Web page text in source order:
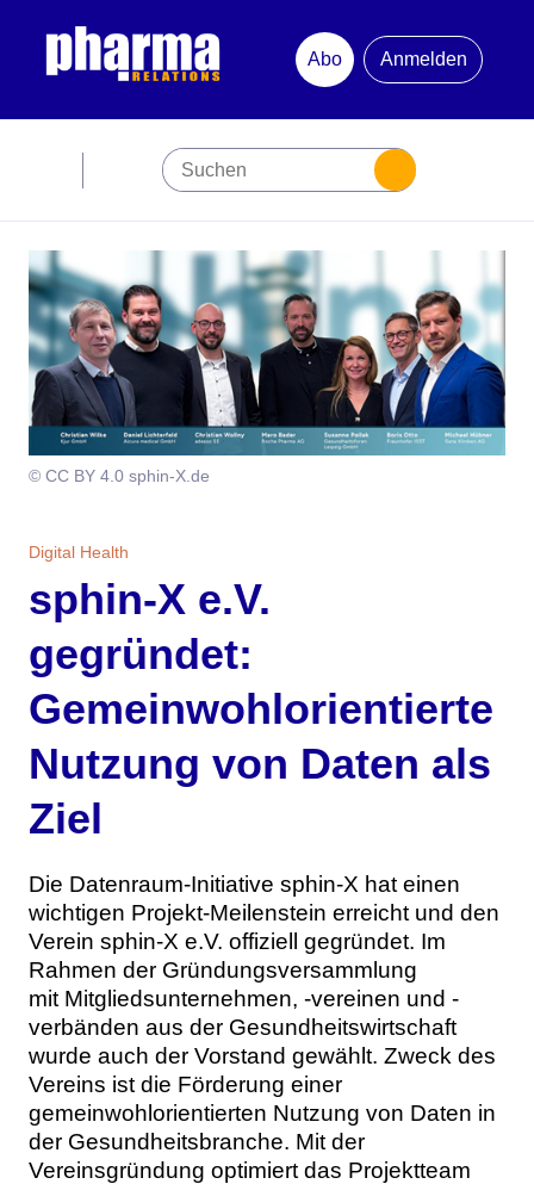
Abo
Anmelden
Premiumpartner
Jubiläum
Newsletter
Mediadaten
Themen
Marketing
Branche
Studien
Magazin
Aktuelle Ausgabe
Ausgabenarchiv
Kontakt
Team
© CC BY 4.0 sphin-X.de
Digital Health
sphin-X e.V.
gegründet:
Gemeinwohlorientierte
Nutzung von Daten als
Ziel
Die Datenraum-Initiative sphin-X hat einen
wichtigen Projekt-Meilenstein erreicht und den
Verein sphin-X e.V. offiziell gegründet. Im
Rahmen der Gründungsversammlung
mit Mitgliedsunternehmen, -vereinen und -
verbänden aus der Gesundheitswirtschaft
wurde auch der Vorstand gewählt. Zweck des
Vereins ist die Förderung einer
gemeinwohlorientierten Nutzung von Daten in
der Gesundheitsbranche. Mit der
Vereinsgründung optimiert das Projektteam